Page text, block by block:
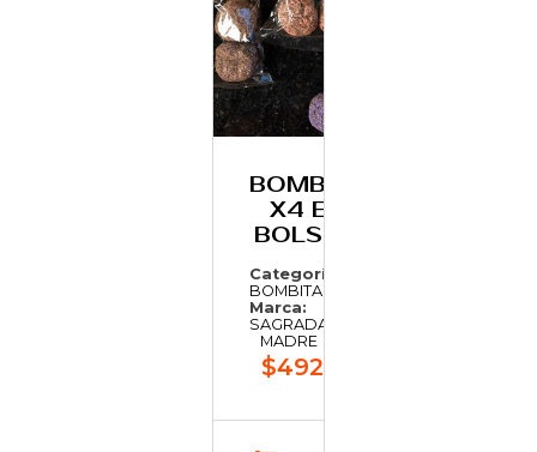
BOMBITA
X4 EN
BOLSITA
Categoría:
BOMBITAS
Marca:
SAGRADA
MADRE
$492,17